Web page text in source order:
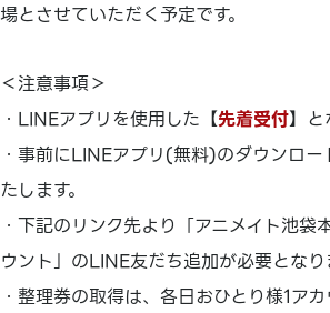
場とさせていただく予定です。
＜注意事項＞
・LINEアプリを使用した【先着受付】と
・事前にLINEアプリ(無料)のダウンロー
たします。
・下記のリンク先より「アニメイト池袋
ウント」のLINE友だち追加が必要となり
・整理券の取得は、各日おひとり様1ア